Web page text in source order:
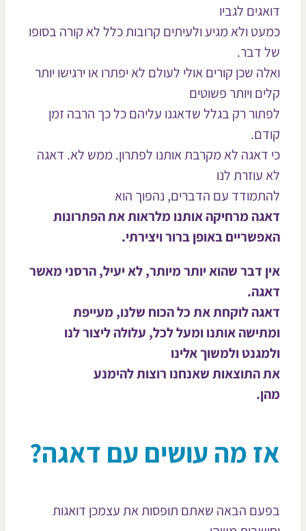
לגביו
ולא מגיע ולעיתים קרובות כלל לא קורה בסופו
דבר.
שכן קורים אולי לעולם לא יפתרו או ירגישו יותר
ויותר פשוטים
רק בגלל שדאגנו עליהם כל כך הרבה זמן
דאגה לא מקרבת אותנו לפתרון. ממש לא. דאגה
עוזרת לנו
עם הדברים, נהפוך הוא
מרחיקה אותנו מלראות את הפתרונות
באופן ברור ויצירתי.
דבר שהוא יותר מיותר, לא יעיל, הרסני מאשר
לוקחת את כל הכוח שלנו, מעייפת
אותנו ומעל לכל, עלולה ליצור לנו
ולמשוך אלינו
התוצאות שאנחנו רוצות להימנע
מה עושים עם דאגה?
הבאה שאתם תופסות את עצמכן דואגות